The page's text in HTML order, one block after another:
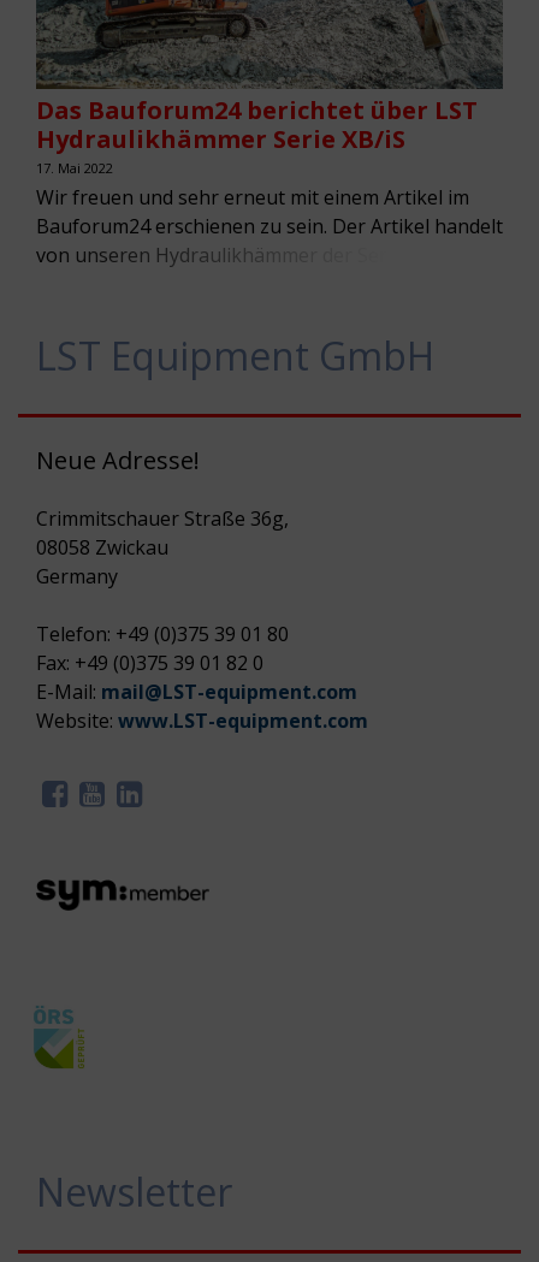
Das Bauforum24 berichtet über LST
Hydraulikhämmer Serie XB/iS
17. Mai 2022
Wir freuen und sehr erneut mit einem Artikel im
Bauforum24 erschienen zu sein. Der Artikel handelt
von unseren Hydraulikhämmer der Serie XB/iS. “Die
ankommt. Dank ihres leiseren Betriebs sind sie
zudem erste Wahl bei Abbrucharbeiten in
LST Equipment GmbH
Neue Adresse!
Crimmitschauer Straße 36g,
08058 Zwickau
Germany
Telefon: +49 (0)375 39 01 80
Fax: +49 (0)375 39 01 82 0
E-Mail: mail@LST-equipment.com
Website: www.LST-equipment.com
Newsletter